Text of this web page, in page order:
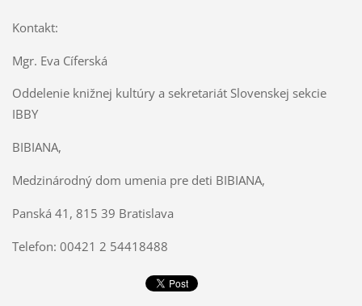
Kontakt:
Mgr. Eva Cíferská
Oddelenie knižnej kultúry a sekretariát Slovenskej sekcie
IBBY
BIBIANA,
Medzinárodný dom umenia pre deti BIBIANA,
Panská 41, 815 39 Bratislava
Telefon: 00421 2 54418488